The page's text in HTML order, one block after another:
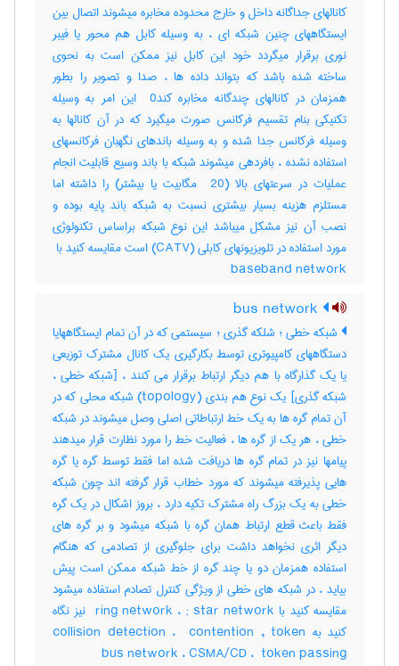
کانالهای جداگانه داخل و خارج محدوده مخابره میشوند اتصال بین
ایستگاههای چنین شبکه ای ، به وسیله کابل هم محور یا فیبر
نوری برقرار میگردد خود این کابل نیز ممکن است به نحوی
ساخته شده باشد که بتواند داده ها ، صدا و تصویر را بطور
همزمان در کانالهای چندگانه مخابره کند‎ 0 این امر به وسیله
تکنیکی بنام تقسیم فرکانس صورت میگیرد که در آن کانالها به
وسیله فرکانس جدا شده و به وسیله باندهای نگهبان فرکانسهای
استفاده نشده ، بافردهی میشوند شبکه با باند وسیع قابلیت انجام
عملیات در سرعتهای بالا (‎ 20 مگابیت یا بیشتر) را داشته اما
مستلزم هزینه بسیار بیشتری نسبت به شبکه باند پایه بوده و
نصب آن نیز مشکل میباشد این نوع شبکه براساس تکنولوژی
baseband network
شبکه خطی ؛ شلکه گذری ؛ سیستمی که در آن تمام ایستگاههایا
دستگاههای کامپیوتری توسط بکارگیری یک کانال مشترک توزیعی
یا یک گذارگاه با هم دیگر ارتباط برقرار می کنند ، [شبکه خطی ،
شبکه گذری] یک نوع هم بندی (‎topology) شبکه محلی که در
آن تمام گره ها به یک خط ارتباطاتی اصلی وصل میشوند در شبکه
خطی ، هر یک از گره ها ، فعالیت خط را مورد نظارت قرار میدهند
پیامها نیز در تمام گره ها دریافت شده اما فقط توسط گره یا گره
هایی پذیرفته میشوند که مورد خطاب قرار گرفته اند چون شبکه
خطی به یک بزرگ راه مشترک تکیه دارد ، بروز اشکال در یک گره
فقط باعث قطع ارتباط همان گره با شبکه میشود و بر گره های
دیگر اثری نخواهد داشت برای جلوگیری از تصادمی که هنگام
استفاده همزمان دو یا چند گره از خط شبکه ممکن است پیش
بیاید ، در شبکه های خطی از ویژگی کنترل تصادم استفاده میشود
مقایسه کنید با ‎ ring network ، ‎; star network نیز نگاه
کنید به ‎collision detection ، ‎ contention , token
bus network ، ‎CSMA/CD ، ‎ token passing